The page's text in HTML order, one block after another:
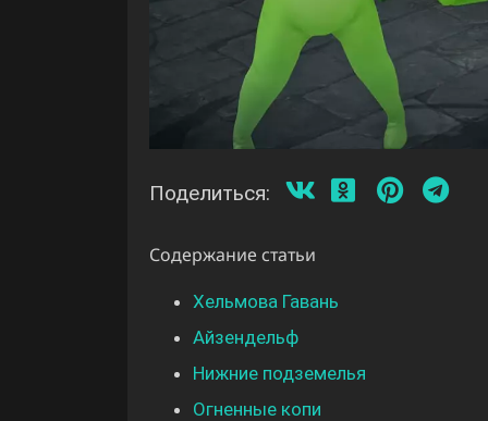
Поделиться:
Содержание статьи
Хельмова Гавань
Айзендельф
Нижние подземелья
Огненные копи